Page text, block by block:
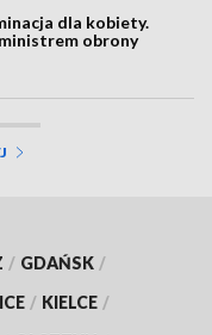
dla kobiety.
obrony
/ GDAŃSK /
/ KIELCE /